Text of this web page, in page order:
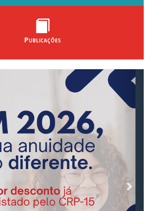
Publicações